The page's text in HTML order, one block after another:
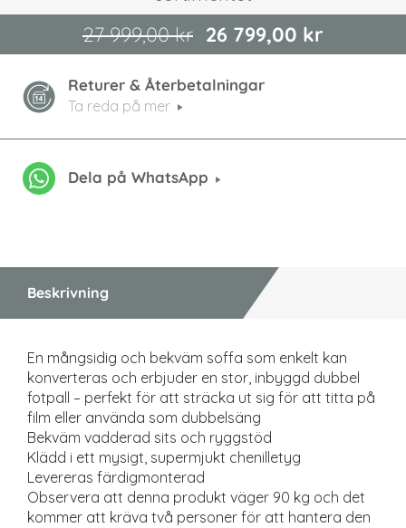
26 799,00 kr
27 999,00 kr
Returer & Återbetalningar
Ta reda på mer
Dela på WhatsApp
av
Beskrivning
En mångsidig och bekväm soffa som enkelt kan
konverteras och erbjuder en stor, inbyggd dubbel
fotpall – perfekt för att sträcka ut sig för att titta på
film eller använda som dubbelsäng
Bekväm vadderad sits och ryggstöd
Klädd i ett mysigt, supermjukt chenilletyg
Levereras färdigmonterad
Observera att denna produkt väger 90 kg och det
kommer att kräva två personer för att hantera den